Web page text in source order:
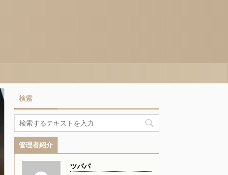
検索
管理者紹介
ツパパ